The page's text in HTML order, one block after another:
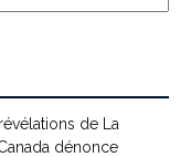
de La
dénonce